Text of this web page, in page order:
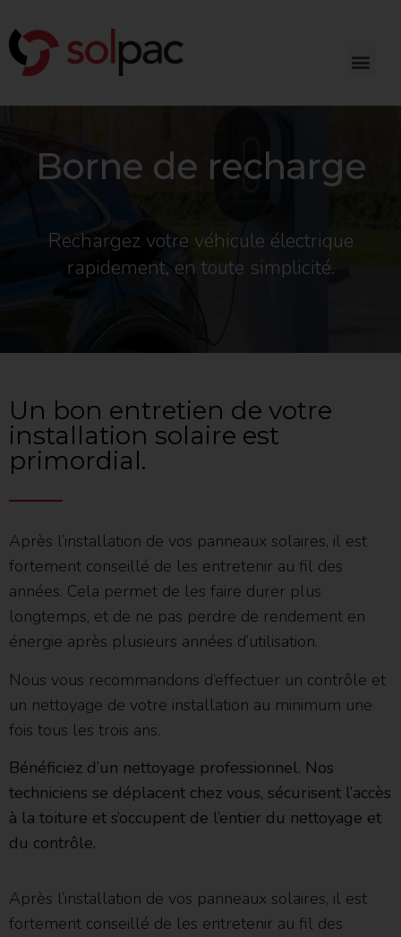
Borne de recharge
Rechargez votre véhicule électrique
rapidement, en toute simplicité.
Un bon entretien de votre
installation solaire est
primordial.
Après l’installation de vos panneaux solaires, il est
fortement conseillé de les entretenir au fil des
années. Cela permet de les faire durer plus
longtemps, et de ne pas perdre de rendement en
énergie après plusieurs années d’utilisation.
Nous vous recommandons d’effectuer un contrôle et
un nettoyage de votre installation au minimum une
fois tous les trois ans.
Bénéficiez d’un nettoyage professionnel. Nos
techniciens se déplacent chez vous, sécurisent l’accès
à la toiture et s’occupent de l’entier du nettoyage et
du contrôle.
Après l’installation de vos panneaux solaires, il est
fortement conseillé de les entretenir au fil des